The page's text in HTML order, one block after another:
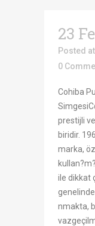
23
Posted
0
Cohiba
prestijli
biridir.
marka,
ile dikkat
nmakta,